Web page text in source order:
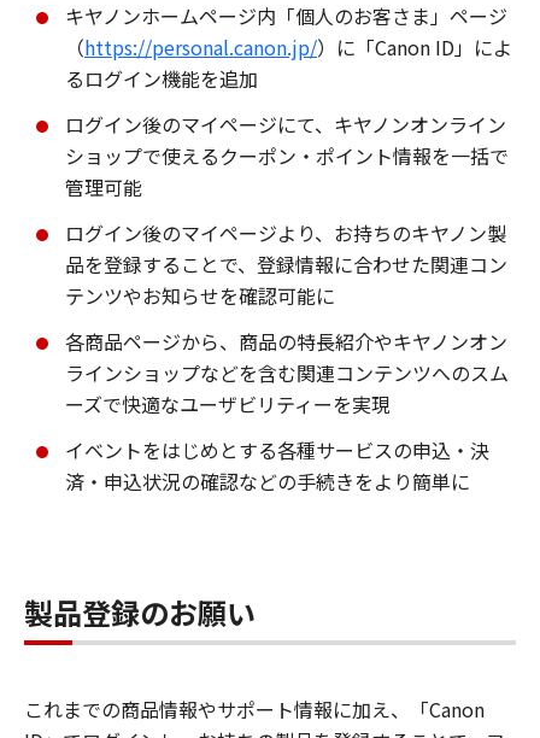
キヤノンホームページ内「個人のお客さま」ページ
（https://personal.canon.jp/）に「Canon ID」によ
るログイン機能を追加
ログイン後のマイページにて、キヤノンオンライン
ショップで使えるクーポン・ポイント情報を一括で
管理可能
ログイン後のマイページより、お持ちのキヤノン製
品を登録することで、登録情報に合わせた関連コン
テンツやお知らせを確認可能に
各商品ページから、商品の特長紹介やキヤノンオン
ラインショップなどを含む関連コンテンツへのスム
ーズで快適なユーザビリティーを実現
イベントをはじめとする各種サービスの申込・決
済・申込状況の確認などの手続きをより簡単に
製品登録のお願い
これまでの商品情報やサポート情報に加え、「Canon